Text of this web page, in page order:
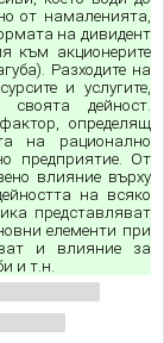
от намаленията,
на дивидент
към акционерите
Разходите на
и услугите,
дейност.
определящ
на рационално
предприятие. От
влияние върху
на всяко
представляват
елементи при
и влияние за
и т.н.